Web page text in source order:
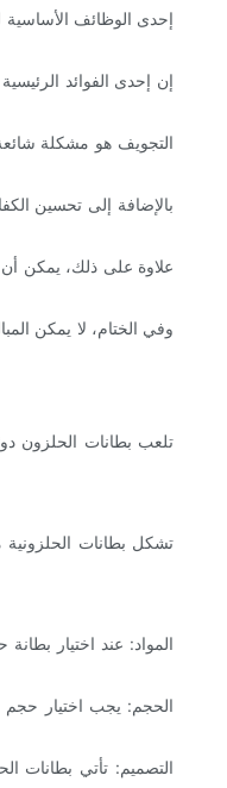
إحدى الوظائف
إن إحدى الفوائد
التجويف هو مشكلة
بالإضافة إلى تحسين
علاوة على ذلك، يمكن
وفي الختام، لا يمكن
تلعب بطانات الحلزون
تشكل بطانات